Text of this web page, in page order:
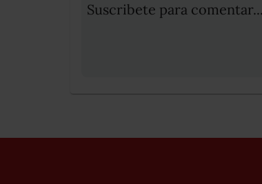
Suscribete para comentar...